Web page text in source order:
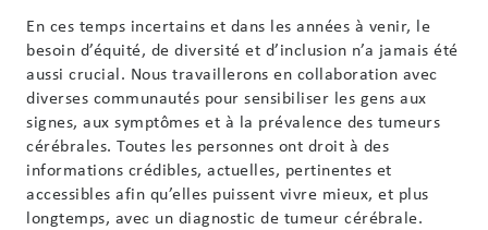
En ces temps incertains et dans les années à venir, le
besoin d’équité, de diversité et d’inclusion n’a jamais été
aussi crucial. Nous travaillerons en collaboration avec
diverses communautés pour sensibiliser les gens aux
signes, aux symptômes et à la prévalence des tumeurs
cérébrales. Toutes les personnes ont droit à des
informations crédibles, actuelles, pertinentes et
accessibles afin qu’elles puissent vivre mieux, et plus
longtemps, avec un diagnostic de tumeur cérébrale.